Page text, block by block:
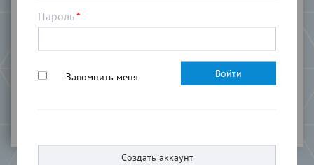
Пароль*
Запомнить меня
Создать аккаунт